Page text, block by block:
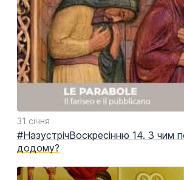
31 січня
#НазустрічВоскресінню 14. З чим
додому?